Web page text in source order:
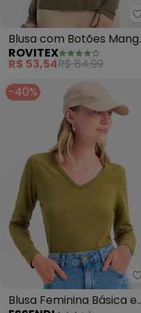
Blusa com Botões
Longa (Verde)
ROVITEX
R$ 53,54R$ 84,99
-40%
Blusa Feminina Básica